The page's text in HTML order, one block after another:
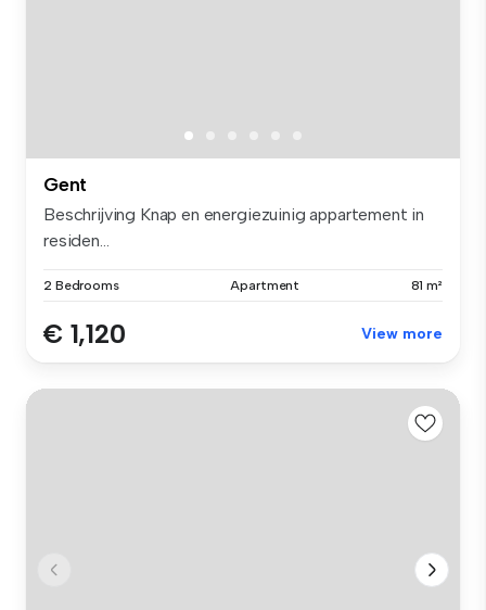
Gent
Beschrijving Knap en energiezuinig appartement in
residen...
2 Bedrooms Apartment 81 m²
€ 1,120 View more